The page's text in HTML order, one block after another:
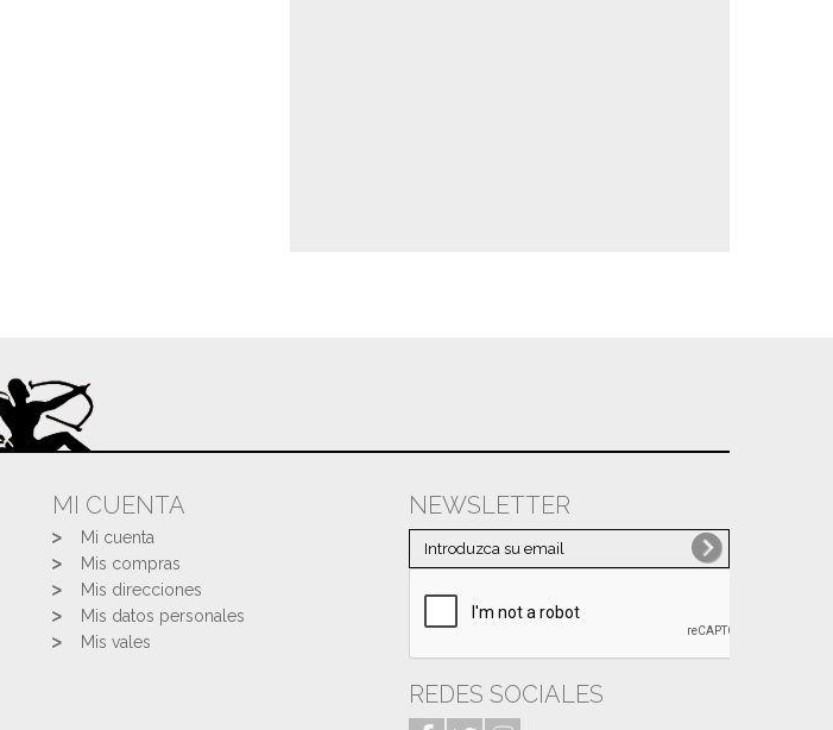
MI CUENTA
Mi cuenta
Mis compras
Mis direcciones
Mis datos personales
Mis vales
NEWSLETTER
REDES SOCIALES